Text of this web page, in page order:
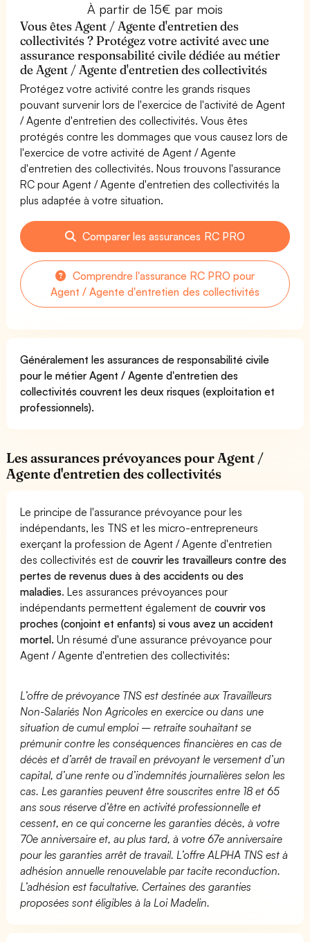
À partir de 15€ par mois
Vous êtes Agent / Agente d'entretien des
collectivités ? Protégez votre activité avec une
assurance responsabilité civile dédiée au métier
de Agent / Agente d'entretien des collectivités
Protégez votre activité contre les grands risques
pouvant survenir lors de l'exercice de l'activité de Agent
/ Agente d'entretien des collectivités. Vous êtes
protégés contre les dommages que vous causez lors de
l'exercice de votre activité de Agent / Agente
d'entretien des collectivités. Nous trouvons l'assurance
RC pour Agent / Agente d'entretien des collectivités la
plus adaptée à votre situation.
Comparer les assurances RC PRO
Comprendre l'assurance RC PRO pour
Agent / Agente d'entretien des collectivités
Généralement les assurances de responsabilité civile
pour le métier Agent / Agente d'entretien des
collectivités couvrent les deux risques (exploitation et
professionnels).
Les assurances prévoyances pour Agent /
Agente d'entretien des collectivités
Le principe de l'assurance prévoyance pour les
indépendants, les TNS et les micro-entrepreneurs
exerçant la profession de Agent / Agente d'entretien
des collectivités est decouvrir les travailleurs contre des
pertes de revenus dues à des accidents ou des
maladies. Les assurances prévoyances pour
indépendants permettent également decouvrir vos
proches (conjoint et enfants) si vous avez un accident
mortel. Un résumé d'une assurance prévoyance pour
Agent / Agente d'entretien des collectivités:
L’offre de prévoyance TNS est destinée aux Travailleurs
Non-Salariés Non Agricoles en exercice ou dans une
situation de cumul emploi – retraite souhaitant se
prémunir contre les conséquences financières en cas de
décès et d’arrêt de travail en prévoyant le versement d’un
capital, d’une rente ou d’indemnités journalières selon les
cas. Les garanties peuvent être souscrites entre 18 et 65
ans sous réserve d’être en activité professionnelle et
cessent, en ce qui concerne les garanties décès, à votre
70e anniversaire et, au plus tard, à votre 67e anniversaire
pour les garanties arrêt de travail. L’offre ALPHA TNS est à
adhésion annuelle renouvelable par tacite reconduction.
L’adhésion est facultative. Certaines des garanties
proposées sont éligibles à la Loi Madelin.